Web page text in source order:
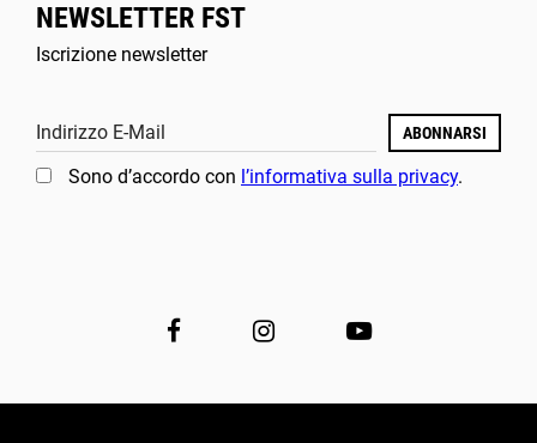
NEWSLETTER FST
Iscrizione newsletter
Indirizzo E-Mail ABONNARSI
Sono d’accordo con l’informativa sulla privacy.